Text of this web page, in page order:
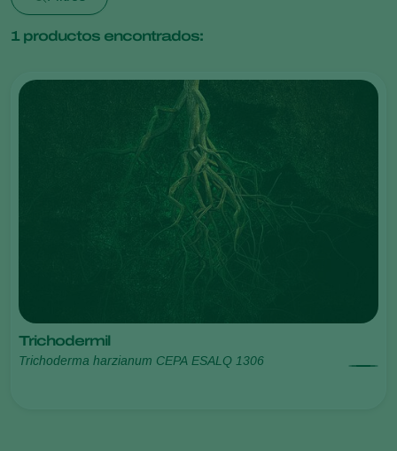
1 productos encontrados:
Trichodermil
Trichoderma harzianum CEPA ESALQ 1306